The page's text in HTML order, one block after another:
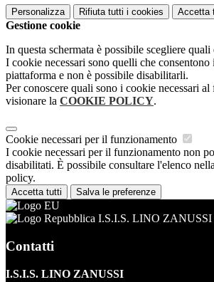
Personalizza Rifiuta tutti i cookies Accetta
Gestione cookie
In questa schermata è possibile scegliere
I cookie necessari sono quelli che
piattaforma e non è possibile disabilitarli.
Per conoscere quali sono i cookie necessari
visionare la COOKIE POLICY.
Cookie necessari per il funzionamento
I cookie necessari per il funzionamento non
disabilitati. È possibile consultare l'elenco
policy.
Accetta tutti Salva le preferenze
I.S.I.S. LINO ZANUSSI
Contatti
I.S.I.S. LINO ZANUSSI